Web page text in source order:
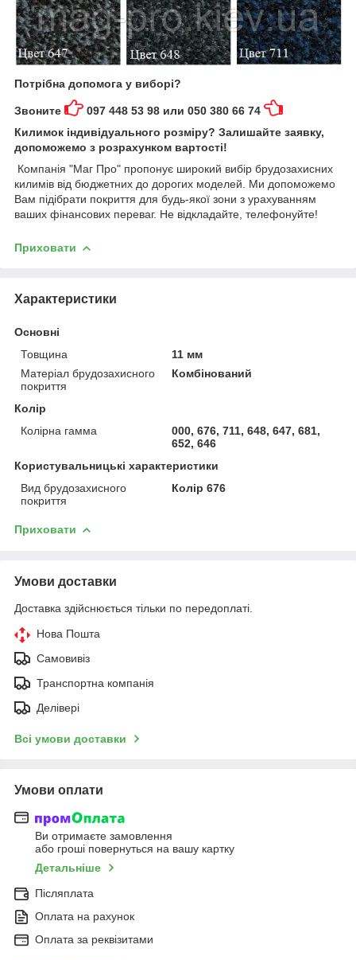
Потрібна допомога у виборі?
Звоните
097 448 53 98 или 050 380 66 74
Килимок індивідуального розміру? Залишайте заявку,
допоможемо з розрахунком вартості!
Компанія "Маг Про" пропонує широкий вибір брудозахисних
килимів від бюджетних до дорогих моделей. Ми допоможемо
Вам підібрати покриття для будь-якої зони з урахуванням
ваших фінансових переваг. Не відкладайте, телефонуйте!
Приховати
Характеристики
Основні
Товщина
11 мм
Матеріал брудозахисного
покриття
Комбінований
Колір
Колірна гамма
000, 676, 711, 648, 647, 681,
652, 646
Користувальницькі характеристики
Вид брудозахисного
покриття
Колір 676
Приховати
Умови доставки
Доставка здійснюється тільки по передоплаті.
Нова Пошта
Самовивіз
Транспортна компанія
Делівері
Всі умови доставки
Умови оплати
Ви отримаєте замовлення
або гроші повернуться на вашу картку
Детальніше
Післяплата
Оплата на рахунок
Оплата за реквізитами